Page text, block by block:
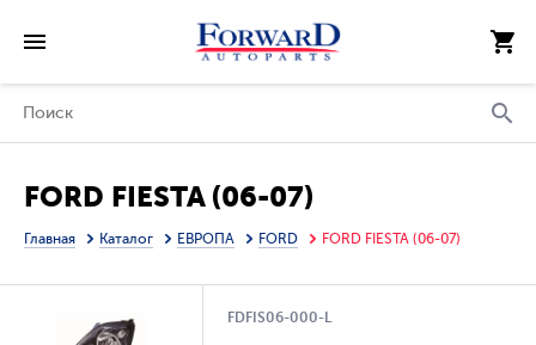
FORD FIESTA (06-07)
Главная Каталог ЕВРОПА FORD FORD FIESTA (06-07)
FDFIS06-000-L